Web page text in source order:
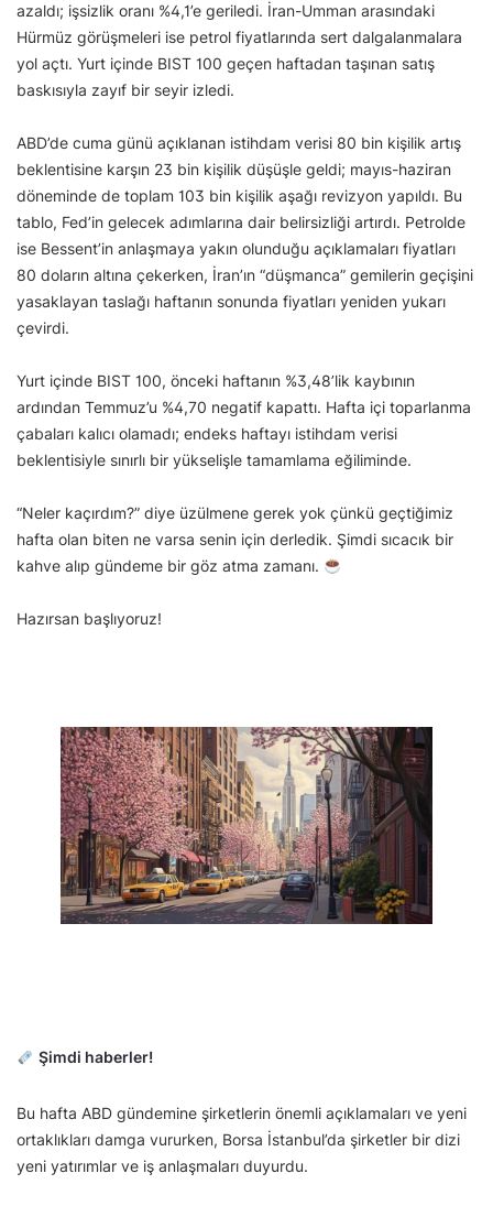
azaldı; işsizlik oranı %4,1’e geriledi. İran-Umman arasındaki
Hürmüz görüşmeleri ise petrol fiyatlarında sert dalgalanmalara
yol açtı. Yurt içinde BIST 100 geçen haftadan taşınan satış
baskısıyla zayıf bir seyir izledi.
ABD’de cuma günü açıklanan istihdam verisi 80 bin kişilik artış
beklentisine karşın 23 bin kişilik düşüşle geldi; mayıs-haziran
döneminde de toplam 103 bin kişilik aşağı revizyon yapıldı. Bu
tablo, Fed’in gelecek adımlarına dair belirsizliği artırdı. Petrolde
ise Bessent’in anlaşmaya yakın olunduğu açıklamaları fiyatları
80 doların altına çekerken, İran’ın “düşmanca” gemilerin geçişini
yasaklayan taslağı haftanın sonunda fiyatları yeniden yukarı
çevirdi.
Yurt içinde BIST 100, önceki haftanın %3,48’lik kaybının
ardından Temmuz’u %4,70 negatif kapattı. Hafta içi toparlanma
çabaları kalıcı olamadı; endeks haftayı istihdam verisi
beklentisiyle sınırlı bir yükselişle tamamlama eğiliminde.
“Neler kaçırdım?” diye üzülmene gerek yok çünkü geçtiğimiz
hafta olan biten ne varsa senin için derledik. Şimdi sıcacık bir
kahve alıp gündeme bir göz atma zamanı.
Hazırsan başlıyoruz!
Şimdi haberler!
Bu hafta ABD gündemine şirketlerin önemli açıklamaları ve yeni
ortaklıkları damga vururken, Borsa İstanbul’da şirketler bir dizi
yeni yatırımlar ve iş anlaşmaları duyurdu.